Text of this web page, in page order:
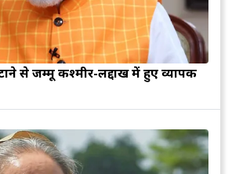
से जम्मू कश्मीर-लद्दाख में हुए व्यापक